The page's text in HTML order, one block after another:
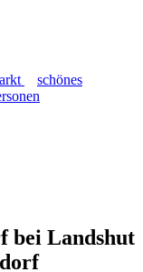
schönes
bei Landshut